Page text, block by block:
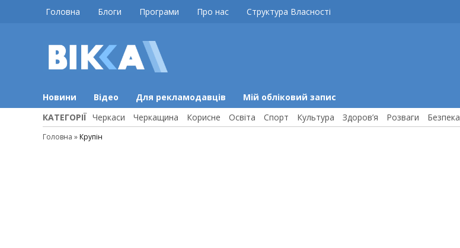
Головна Блоги Програми Про нас Структура Власності
Новини Відео Для рекламодавців Мій обліковий запис
КАТЕГОРІЇ Черкаси Черкащина Корисне Освіта Спорт Культура Здоров’я Розваги Безпека
Головна » Крупін